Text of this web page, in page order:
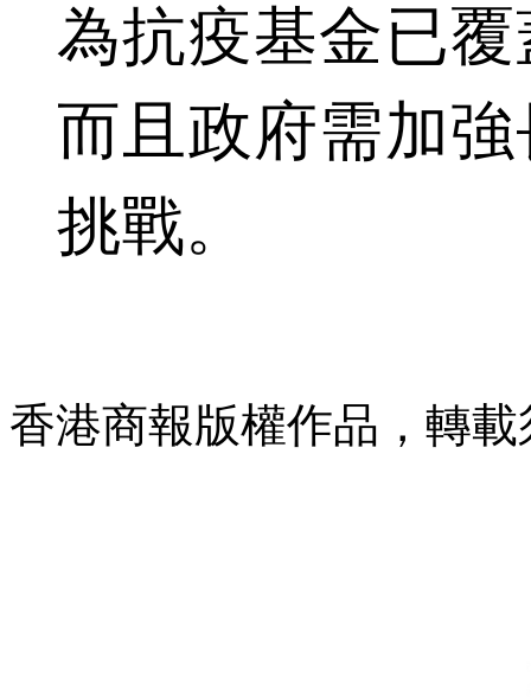
為抗疫基金已
而且政府需加
挑戰。
香港商報版權作品，轉